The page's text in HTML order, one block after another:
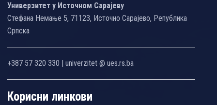
Универзитет у Источном Сарајеву
Стефана Немање 5, 71123, Источно Сарајево, Република
Српска
+387 57 320 330 | univerzitet @ ues.rs.ba
Корисни линкови